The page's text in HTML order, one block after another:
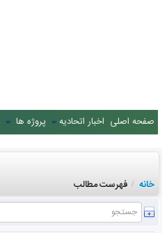
صفحه اصلی اخبار اتحادیه پروژه ها
خانه / فهرست مطالب